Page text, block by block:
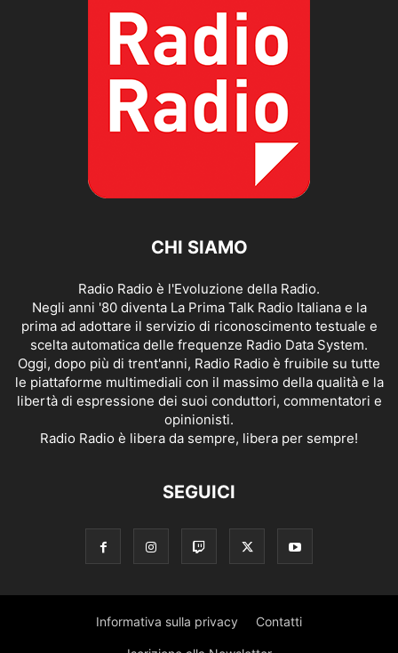
CHI SIAMO
Radio Radio è l'Evoluzione della Radio.
Negli anni '80 diventa La Prima Talk Radio Italiana e la
prima ad adottare il servizio di riconoscimento testuale e
scelta automatica delle frequenze Radio Data System.
Oggi, dopo più di trent'anni, Radio Radio è fruibile su tutte
le piattaforme multimediali con il massimo della qualità e la
libertà di espressione dei suoi conduttori, commentatori e
opinionisti.
Radio Radio è libera da sempre, libera per sempre!
SEGUICI
Informativa sulla privacy Contatti